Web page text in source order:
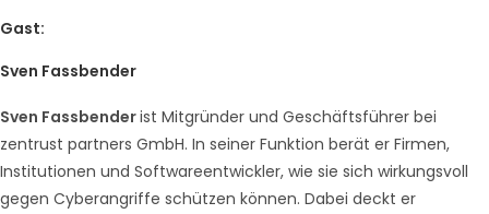
Gast:
Sven Fassbender
Sven Fassbenderist Mitgründer und Geschäftsführer bei
zentrust partners GmbH. In seiner Funktion berät er Firmen,
Institutionen und Softwareentwickler, wie sie sich wirkungsvoll
gegen Cyberangriffe schützen können. Dabei deckt er